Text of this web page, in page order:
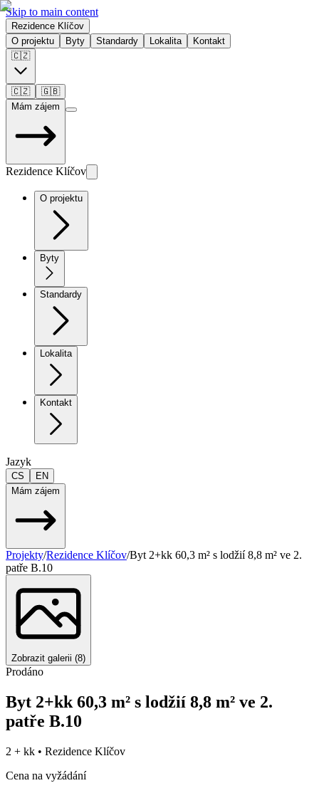
Skip to main content
Rezidence Klíčov
O projektu
Byty Standardy Lokalita
Kontakt
🇨🇿
🇨🇿
🇬🇧
Mám zájem
Rezidence Klíčov
O projektu
Byty
Standardy
Lokalita
Kontakt
Jazyk
CS
EN
Mám zájem
Projekty/Rezidence Klíčov/Byt 2+kk 60,3 m² s lodžií 8,8 m² ve 2.
patře B.10
Zobrazit galerii (8)
Prodáno
Byt 2+kk 60,3 m² s lodžií 8,8 m² ve 2.
patře B.10
2 + kk • Rezidence Klíčov
Cena na vyžádání